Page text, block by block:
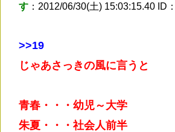
す ：2012/06/30(土) 15:03:15.40 ID
>>19
じゃあさっきの風に言うと
青春・・・幼児～大学
朱夏・・・社会人前半